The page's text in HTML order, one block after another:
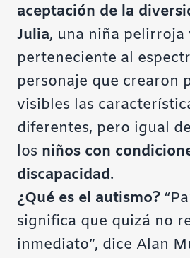
aceptación de la
Julia, una niña pelirroja
perteneciente al
personaje que crearon
visibles las
diferentes, pero igual
los niños con
discapacidad.
¿Qué es el autismo?
significa que quizá no
inmediato”, dice Alan